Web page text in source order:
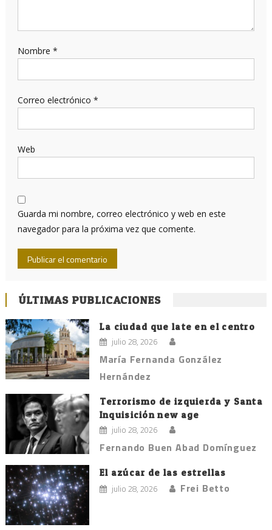
Nombre *
Correo electrónico *
Web
Guarda mi nombre, correo electrónico y web en este
navegador para la próxima vez que comente.
ÚLTIMAS PUBLICACIONES
La ciudad que late en el centro
julio 28, 2026
María Fernanda González
Hernández
Terrorismo de izquierda y Santa
Inquisición new age
julio 28, 2026
Fernando Buen Abad Domínguez
El azúcar de las estrellas
julio 28, 2026 Frei Betto